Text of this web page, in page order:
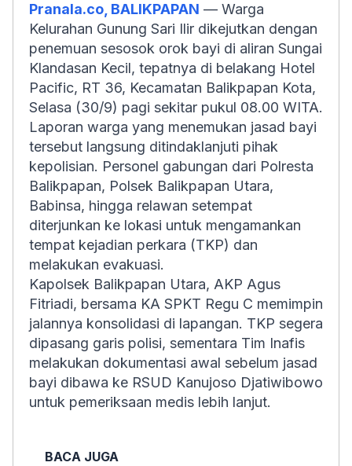
Pranala.co, BALIKPAPAN — Warga
Kelurahan Gunung Sari Ilir dikejutkan dengan
penemuan sesosok orok bayi di aliran Sungai
Klandasan Kecil, tepatnya di belakang Hotel
Pacific, RT 36, Kecamatan Balikpapan Kota,
Selasa (30/9) pagi sekitar pukul 08.00 WITA.
Laporan warga yang menemukan jasad bayi
tersebut langsung ditindaklanjuti pihak
kepolisian. Personel gabungan dari Polresta
Balikpapan, Polsek Balikpapan Utara,
Babinsa, hingga relawan setempat
diterjunkan ke lokasi untuk mengamankan
tempat kejadian perkara (TKP) dan
melakukan evakuasi.
Kapolsek Balikpapan Utara, AKP Agus
Fitriadi, bersama KA SPKT Regu C memimpin
jalannya konsolidasi di lapangan. TKP segera
dipasang garis polisi, sementara Tim Inafis
melakukan dokumentasi awal sebelum jasad
bayi dibawa ke RSUD Kanujoso Djatiwibowo
untuk pemeriksaan medis lebih lanjut.
BACA JUGA